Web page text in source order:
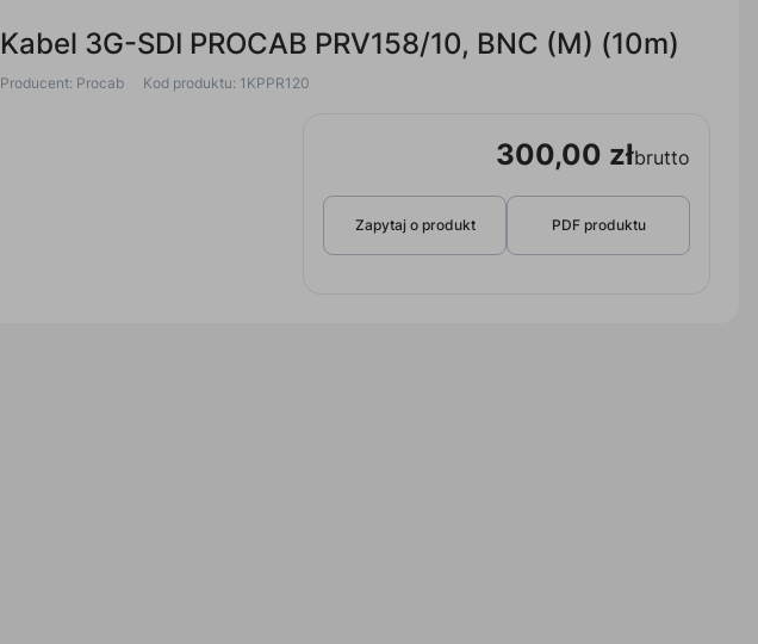
Kabel 3G-SDI PROCAB PRV158/10, BNC (M) (10m)
Producent: Procab Kod produktu: 1KPPR120
300,00 złbrutto
Zapytaj o produkt PDF produktu